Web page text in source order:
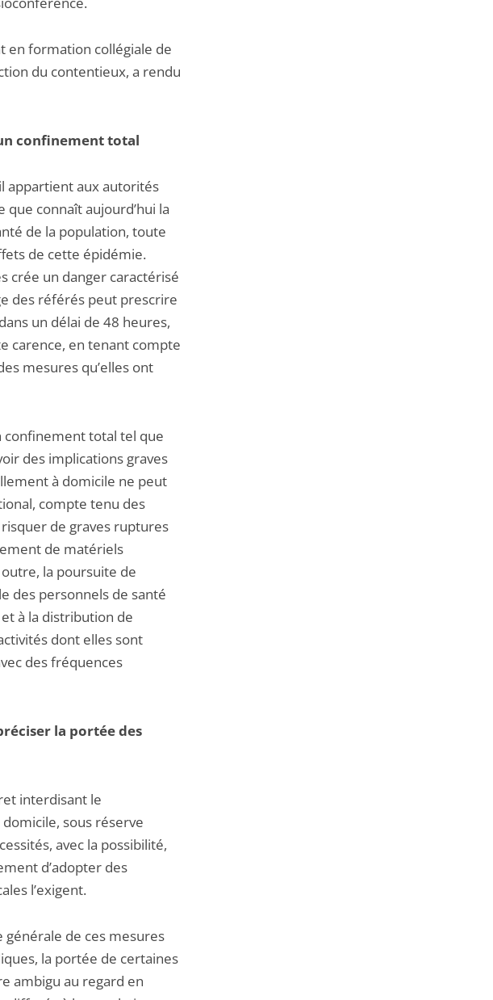
en formation collégiale de
du contentieux, a rendu
confinement total
appartient aux autorités
connaît aujourd’hui la
de la population, toute
de cette épidémie.
crée un danger caractérisé
des référés peut prescrire
un délai de 48 heures,
carence, en tenant compte
mesures qu’elles ont
confinement total tel que
des implications graves
à domicile ne peut
compte tenu des
de graves ruptures
de matériels
la poursuite de
des personnels de santé
à la distribution de
dont elles sont
des fréquences
la portée des
interdisant le
sous réserve
avec la possibilité,
d’adopter des
l’exigent.
générale de ces mesures
la portée de certaines
ambigu au regard en